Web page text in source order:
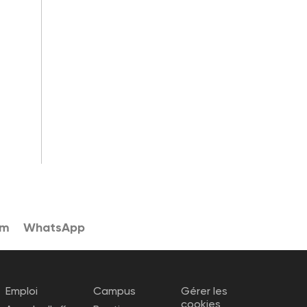
WhatsApp
Emploi
Campus
Gérer les
cookies